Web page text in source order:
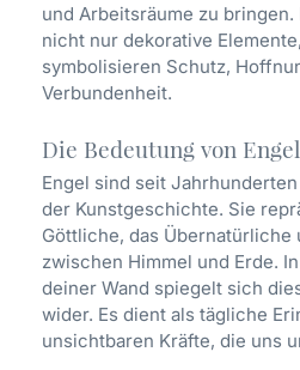
und Arbeitsräume zu
nicht nur dekorative
symbolisieren Schutz,
Verbundenheit.
Die Bedeutung von
Engel sind seit
der Kunstgeschichte. Sie
Göttliche, das Übernatürliche
zwischen Himmel und Erde.
deiner Wand spiegelt sich
wider. Es dient als tägliche
unsichtbaren Kräfte, die uns